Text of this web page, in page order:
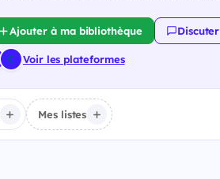
Ajouter à ma bibliothèque Discuter
Voir les plateformes
Mes listes